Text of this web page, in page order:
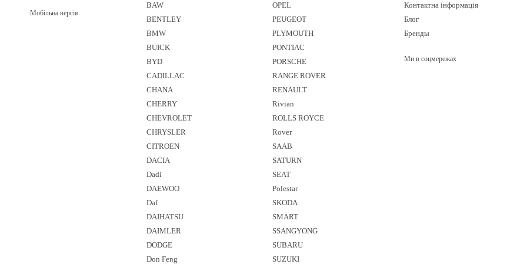
Мобільна версія
BAW
BENTLEY
BMW
BUICK
BYD
CADILLAC
CHANA
CHERRY
CHEVROLET
CHRYSLER
CITROEN
DACIA
Dadi
DAEWOO
Daf
DAIHATSU
DAIMLER
DODGE
Don Feng
OPEL
PEUGEOT
PLYMOUTH
PONTIAC
PORSCHE
RANGE ROVER
RENAULT
Rivian
ROLLS ROYCE
Rover
SAAB
SATURN
SEAT
Polestar
SKODA
SMART
SSANGYONG
SUBARU
SUZUKI
Контактна інформація
Блог
Бренды
Ми в соцмережах